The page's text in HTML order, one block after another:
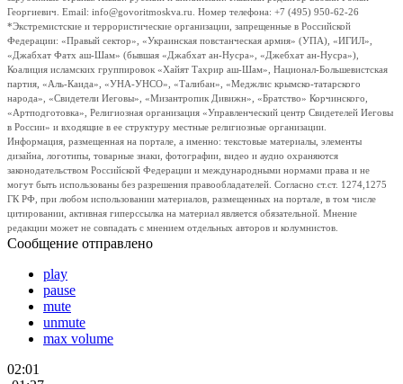
Георгиевич. Email: info@govoritmoskva.ru. Номер телефона: +7 (495) 950-62-26
*Экстремистские и террористические организации, запрещенные в Российской
Федерации: «Правый сектор», «Украинская повстанческая армия» (УПА), «ИГИЛ»,
«Джабхат Фатх аш-Шам» (бывшая «Джабхат ан-Нусра», «Джебхат ан-Нусра»),
Коалиция исламских группировок «Хайят Тахрир аш-Шам», Национал-Большевистская
партия, «Аль-Каида», «УНА-УНСО», «Талибан», «Меджлис крымско-татарского
народа», «Свидетели Иеговы», «Мизантропик Дивижн», «Братство» Корчинского,
«Артподготовка», Религиозная организация «Управленческий центр Свидетелей Иеговы
в России» и входящие в ее структуру местные религиозные организации.
Информация, размещенная на портале, а именно: текстовые материалы, элементы
дизайна, логотипы, товарные знаки, фотографии, видео и аудио охраняются
законодательством Российской Федерации и международными нормами права и не
могут быть использованы без разрешения правообладателей. Согласно ст.ст. 1274,1275
ГК РФ, при любом использовании материалов, размещенных на портале, в том числе
цитировании, активная гиперссылка на материал является обязательной. Мнение
редакции может не совпадать с мнением отдельных авторов и колумнистов.
Сообщение отправлено
play
pause
mute
unmute
max volume
02:01